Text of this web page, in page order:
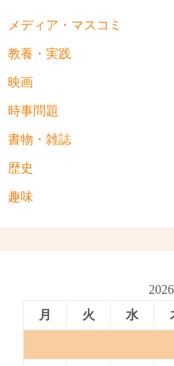
メディア・マスコミ
教養・実践
映画
時事問題
書物・雑誌
歴史
趣味
月
火 水